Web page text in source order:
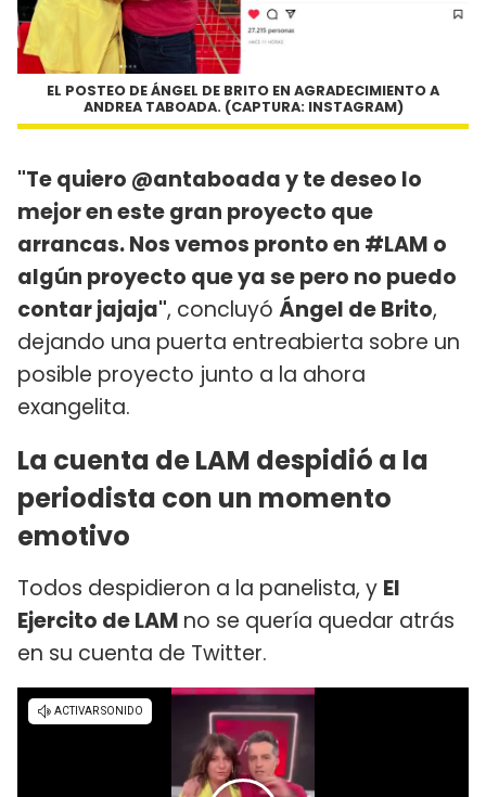
EL POSTEO DE ÁNGEL DE BRITO EN AGRADECIMIENTO A
ANDREA TABOADA. (CAPTURA: INSTAGRAM)
"Te quiero @antaboada y te deseo lo
mejor en este gran proyecto que
arrancas. Nos vemos pronto en #LAM o
algún proyecto que ya se pero no puedo
contar jajaja", concluyó Ángel de Brito,
dejando una puerta entreabierta sobre un
posible proyecto junto a la ahora
exangelita.
La cuenta de LAM despidió a la
periodista con un momento
emotivo
Todos despidieron a la panelista, y El
Ejercito de LAM no se quería quedar atrás
en su cuenta de Twitter.